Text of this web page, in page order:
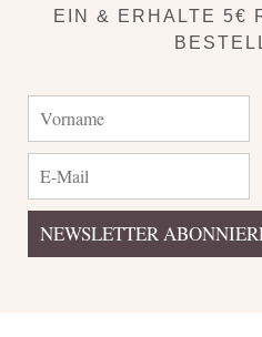
EIN & ERHALTE 5€